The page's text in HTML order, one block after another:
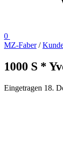
0
MZ-Faber/
1000 S *
Eingetragen 18.